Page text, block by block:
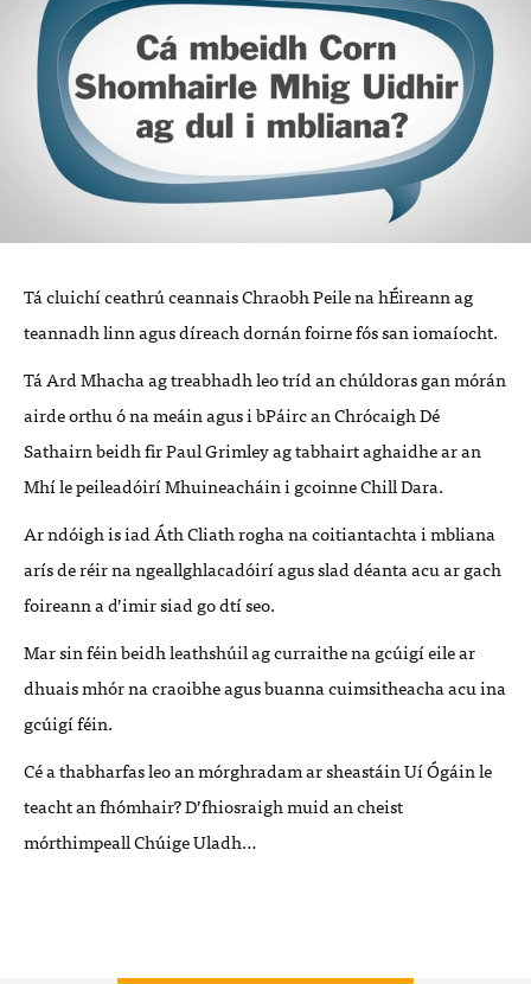
Tá cluichí ceathrú ceannais Chraobh Peile na hÉireann ag
teannadh linn agus díreach dornán foirne fós san iomaíocht.
Tá Ard Mhacha ag treabhadh leo tríd an chúldoras gan mórán
airde orthu ó na meáin agus i bPáirc an Chrócaigh Dé
Sathairn beidh fir Paul Grimley ag tabhairt aghaidhe ar an
Mhí le peileadóirí Mhuineacháin i gcoinne Chill Dara.
Ar ndóigh is iad Áth Cliath rogha na coitiantachta i mbliana
arís de réir na ngeallghlacadóirí agus slad déanta acu ar gach
foireann a d’imir siad go dtí seo.
Mar sin féin beidh leathshúil ag curraithe na gcúigí eile ar
dhuais mhór na craoibhe agus buanna cuimsitheacha acu ina
gcúigí féin.
Cé a thabharfas leo an mórghradam ar sheastáin Uí Ógáin le
teacht an fhómhair? D’fhiosraigh muid an cheist
mórthimpeall Chúige Uladh…